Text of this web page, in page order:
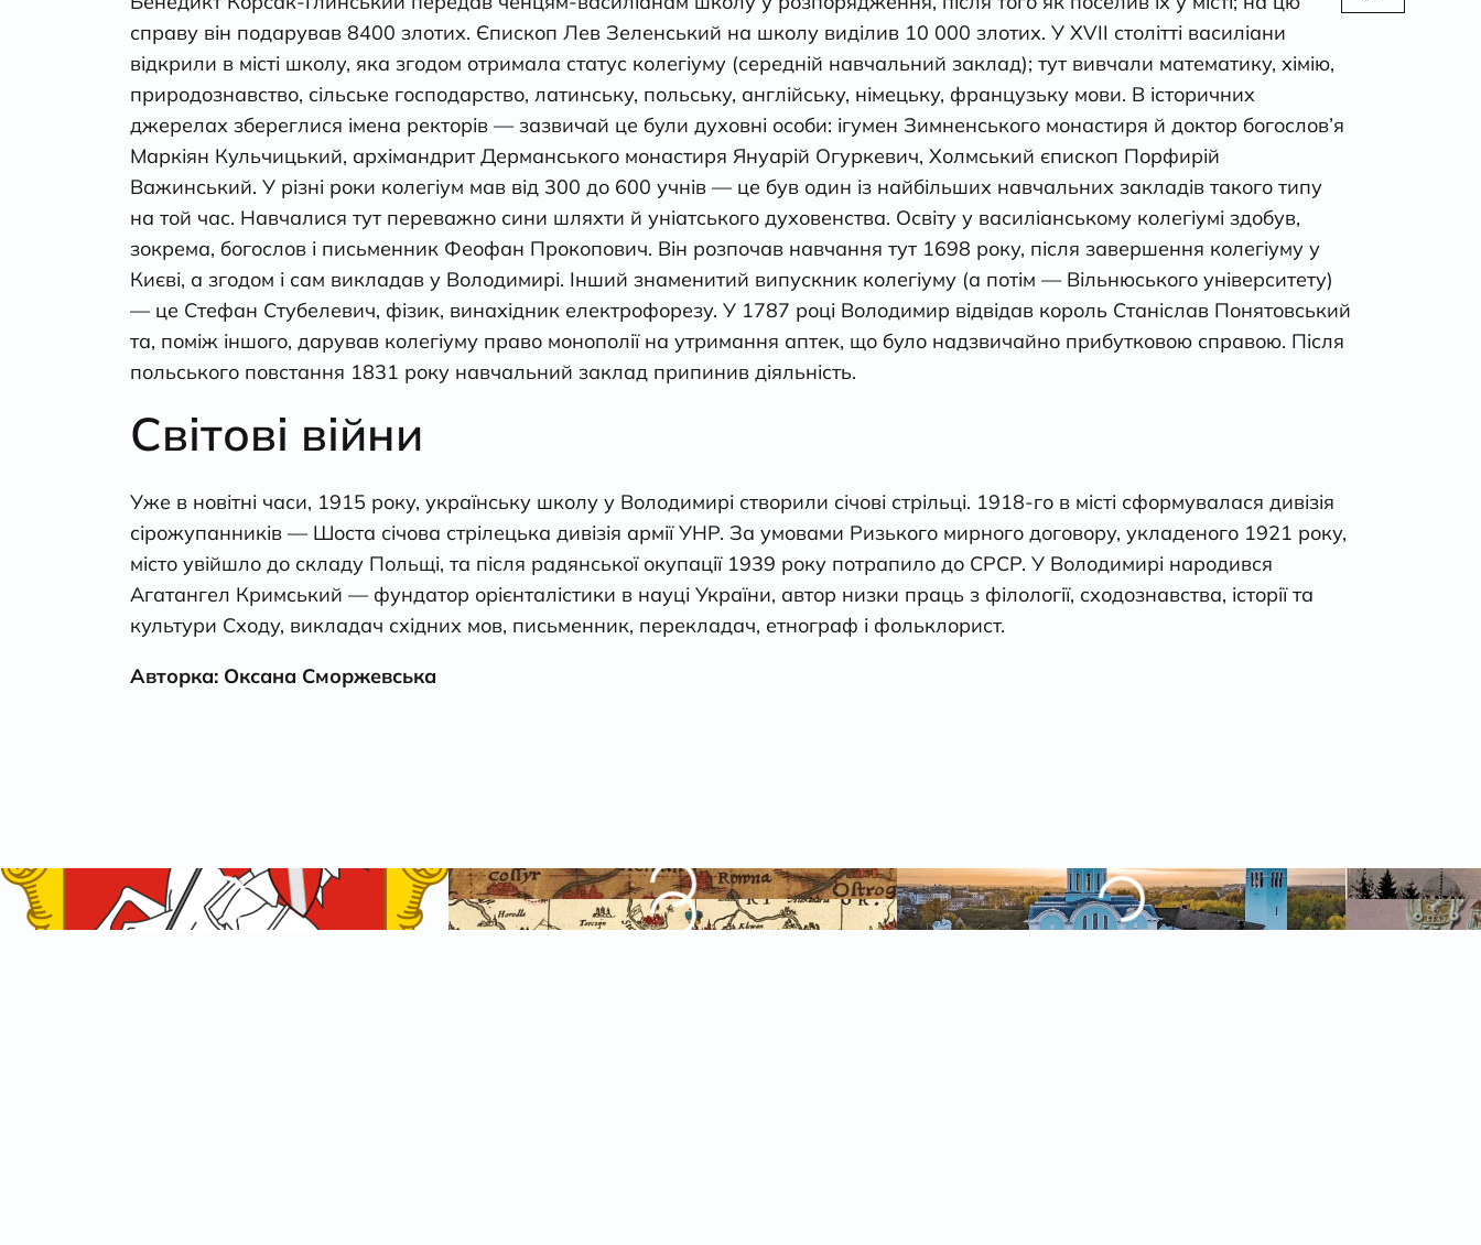
справу він подарував 8400 злотих. Єпископ Лев Зеленський на школу виділив 10 000 злотих. У XVII столітті василіани
відкрили в місті школу, яка згодом отримала статус колегіуму (середній навчальний заклад); тут вивчали математику, хімію,
природознавство, сільське господарство, латинську, польську, англійську, німецьку, французьку мови. В історичних
джерелах збереглися імена ректорів — зазвичай це були духовні особи: ігумен Зимненського монастиря й доктор богослов’я
Маркіян Кульчицький, архімандрит Дерманського монастиря Януарій Огуркевич, Холмський єпископ Порфирій
Важинський. У різні роки колегіум мав від 300 до 600 учнів — це був один із найбільших навчальних закладів такого типу
на той час. Навчалися тут переважно сини шляхти й уніатського духовенства. Освіту у василіанському колегіумі здобув,
зокрема, богослов і письменник Феофан Прокопович. Він розпочав навчання тут 1698 року, після завершення колегіуму у
Києві, а згодом і сам викладав у Володимирі. Інший знаменитий випускник колегіуму (а потім — Вільнюського університету)
— це Стефан Стубелевич, фізик, винахідник електрофорезу. У 1787 році Володимир відвідав король Станіслав Понятовський
та, поміж іншого, дарував колегіуму право монополії на утримання аптек, що було надзвичайно прибутковою справою. Після
польського повстання 1831 року навчальний заклад припинив діяльність.
Світові війни
Уже в новітні часи, 1915 року, українську школу у Володимирі створили січові стрільці. 1918-го в місті сформувалася дивізія
сірожупанників — Шоста січова стрілецька дивізія армії УНР. За умовами Ризького мирного договору, укладеного 1921 року,
місто увійшло до складу Польщі, та після радянської окупації 1939 року потрапило до СРСР. У Володимирі народився
Агатангел Кримський — фундатор орієнталістики в науці України, автор низки праць з філології, сходознавства, історії та
культури Сходу, викладач східних мов, письменник, перекладач, етнограф і фольклорист.
Авторка: Оксана Сморжевська